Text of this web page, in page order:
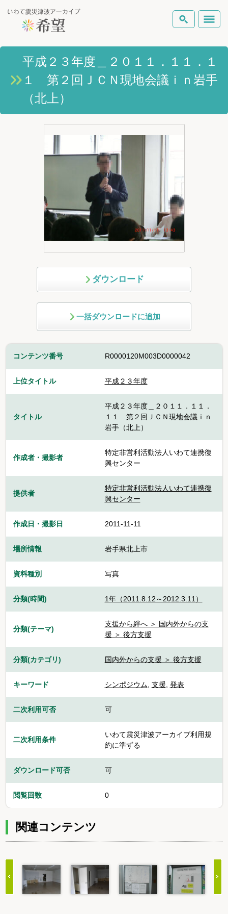
いわて震災津波アーカイブとは
岩手県の被害状況
ピックアップコンテンツ
検索
テーマから探す
平成２３年度＿２０１１．１１．１
１ 第２回ＪＣＮ現地会議ｉｎ岩手
（北上）
ダウンロード
一括ダウンロードに追加
コンテンツ番号 R0000120M003D0000042
上位タイトル 平成２３年度
タイトル
平成２３年度＿２０１１．１１．
１１ 第２回ＪＣＮ現地会議ｉｎ
岩手（北上）
作成者・撮影者
特定非営利活動法人いわて連携復
興センター
提供者
特定非営利活動法人いわて連携復
興センター
作成日・撮影日 2011-11-11
場所情報 岩手県北上市
資料種別 写真
分類(時間) 1年（2011.8.12～2012.3.11）
分類(テーマ)
支援から絆へ ＞ 国内外からの支
援 ＞ 後方支援
分類(カテゴリ) 国内外からの支援 ＞ 後方支援
キーワード シンポジウム, 支援, 発表
二次利用可否 可
二次利用条件
いわて震災津波アーカイブ利用規
約に準ずる
ダウンロード可否 可
閲覧回数 0
関連コンテンツ